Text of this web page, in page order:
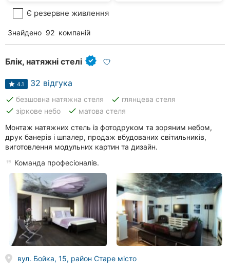
Є резервне живлення
Знайдено 92 компаній
Блік, натяжні стелі
4.1 32 відгука
done безшовна натяжна стеля done глянцева стеля
done зіркове небо done матова стеля
Монтаж натяжних стель із фотодруком та зоряним небом,
друк банерів і шпалер, продаж вбудованих світильників,
виготовлення модульних картин та дизайн.
Команда професіоналів.
вул. Бойка, 15, район Старе місто